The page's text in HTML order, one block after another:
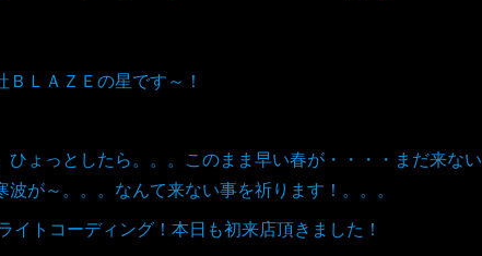
ＬＡＺＥの星です～！
ょっとしたら。。。このまま早い春が・・・・まだ来ない
が～。。。なんて来ない事を祈ります！。。。
トコーディング！本日も初来店頂きました！